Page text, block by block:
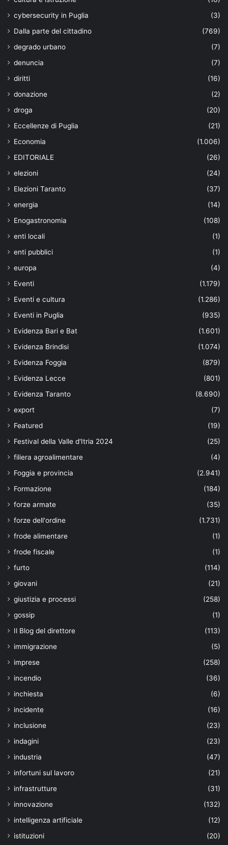
cybersecurity in Puglia
(3)
Dalla parte del cittadino
(769)
degrado urbano
(7)
denuncia
(7)
diritti
(16)
donazione
(2)
droga
(20)
Eccellenze di Puglia
(21)
Economia
(1.006)
EDITORIALE
(26)
elezioni
(24)
Elezioni Taranto
(37)
energia
(14)
Enogastronomia
(108)
enti locali
(1)
enti pubblici
(1)
europa
(4)
Eventi
(1.179)
Eventi e cultura
(1.286)
Eventi in Puglia
(935)
Evidenza Bari e Bat
(1.601)
Evidenza Brindisi
(1.074)
Evidenza Foggia
(879)
Evidenza Lecce
(801)
Evidenza Taranto
(8.690)
export
(7)
Featured
(19)
Festival della Valle d'Itria 2024
(25)
filiera agroalimentare
(4)
Foggia e provincia
(2.941)
Formazione
(184)
forze armate
(35)
forze dell'ordine
(1.731)
frode alimentare
(1)
frode fiscale
(1)
furto
(114)
giovani
(21)
giustizia e processi
(258)
gossip
(1)
Il Blog del direttore
(113)
immigrazione
(5)
imprese
(258)
incendio
(36)
inchiesta
(6)
incidente
(16)
inclusione
(23)
indagini
(23)
industria
(47)
infortuni sul lavoro
(21)
infrastrutture
(31)
innovazione
(132)
intelligenza artificiale
(12)
istituzioni
(20)